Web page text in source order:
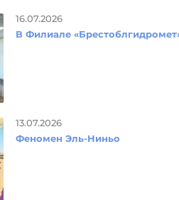
16.07.2026
В Филиале
13.07.2026
Феномен Эль-Ниньо